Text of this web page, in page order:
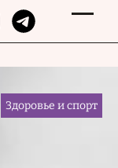
Здоровье и спорт